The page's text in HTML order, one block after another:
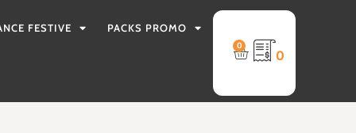
FESTIVE PACKS PROMO
0
0